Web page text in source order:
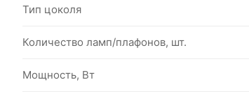
Тип цоколя
Количество ламп/плафонов, шт.
Мощность, Вт